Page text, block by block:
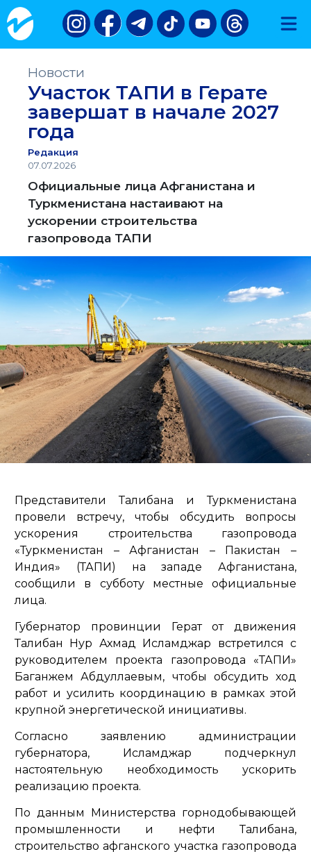
Новости
Участок ТАПИ в Герате
завершат в начале 2027
года
Редакция
07.07.2026
Официальные лица Афганистана и
Туркменистана настаивают на
ускорении строительства
газопровода ТАПИ
Представители Талибана и Туркменистана
провели встречу, чтобы обсудить вопросы
ускорения строительства газопровода
«Туркменистан – Афганистан – Пакистан –
Индия» (ТАПИ) на западе Афганистана,
сообщили в субботу местные официальные
лица.
Губернатор провинции Герат от движения
Талибан Нур Ахмад Исламджар встретился с
руководителем проекта газопровода «ТАПИ»
Баганжем Абдуллаевым, чтобы обсудить ход
работ и усилить координацию в рамках этой
крупной энергетической инициативы.
Согласно заявлению администрации
губернатора, Исламджар подчеркнул
настоятельную необходимость ускорить
реализацию проекта.
По данным Министерства горнодобывающей
промышленности и нефти Талибана,
строительство афганского участка газопровода